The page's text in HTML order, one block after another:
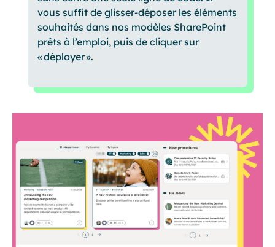
vous suffit de glisser-déposer les éléments
souhaités dans nos modèles SharePoint
prêts à l’emploi, puis de cliquer sur
« déployer ».